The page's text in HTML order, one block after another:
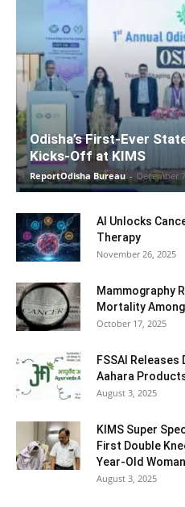
Odisha’s First-Ever
Kicks-Off at KIMS
ReportOdisha Bureau - December
AI Unlocks
Therapy
November 26, 2025
Mammography
Mortality
October 17, 2025
FSSAI
Aahara
August 3, 2025
KIMS Super
First Double
Year-Old
August 3, 2025